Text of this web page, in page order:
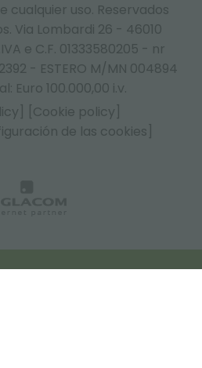
uso. Reservados
Via Lombardi 26 - 46010
e C.F. 01333580205 - nr
- ESTERO M/MN 004894
Euro 100.000,00 i.v.
[Cookie policy]
de las cookies]